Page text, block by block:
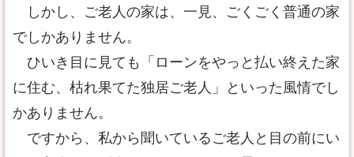
しかし、ご老人の家は、一見、ごくごく普通の家
でしかありません。
ひいき目に見ても「ローンをやっと払い終えた家
に住む、枯れ果てた独居ご老人」といった風情でし
かありません。
ですから、私から聞いているご老人と目の前にい